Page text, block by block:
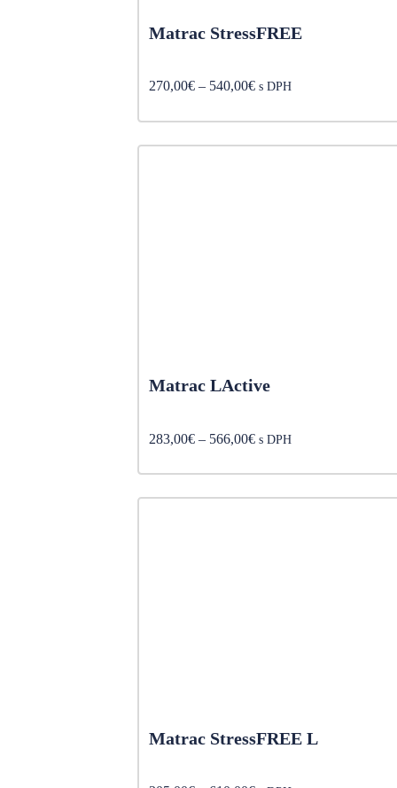
Matrac StressFREE
270,00€ – 540,00€Price
270,00€
through
s DPH
Matrac LActive
283,00€ – 566,00€Price
283,00€
through
s DPH
Matrac StressFREE L